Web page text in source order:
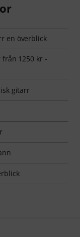
en överblick
1250 kr -
gitarr